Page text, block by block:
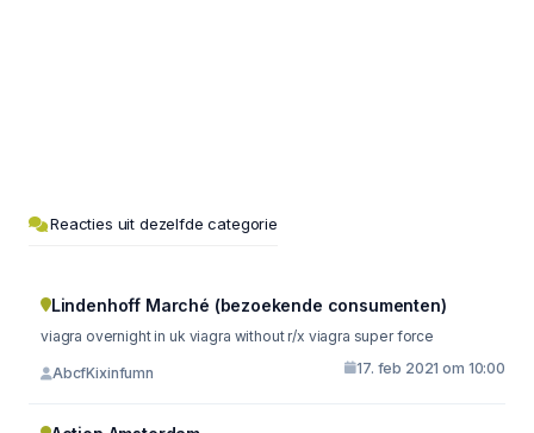
Reacties uit dezelfde categorie
Lindenhoff Marché (bezoekende consumenten)
viagra overnight in uk viagra without r/x viagra super force
AbcfKixinfumn 17. feb 2021 om 10:00